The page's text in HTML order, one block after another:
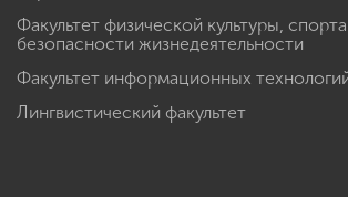
Факультет физической культуры,
безопасности жизнедеятельности
Факультет информационных
Лингвистический факультет